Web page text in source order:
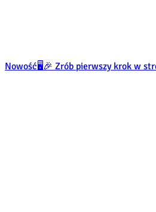
Nowość🖥️🎉 Zrób pierwszy krok w